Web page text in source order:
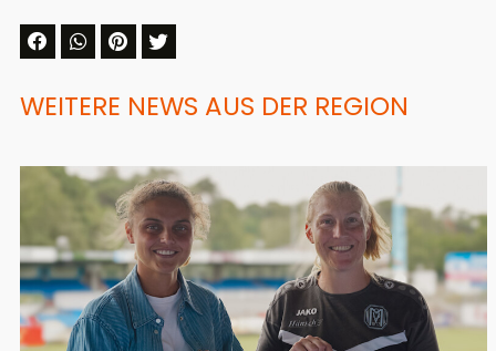
WEITERE NEWS AUS DER REGION